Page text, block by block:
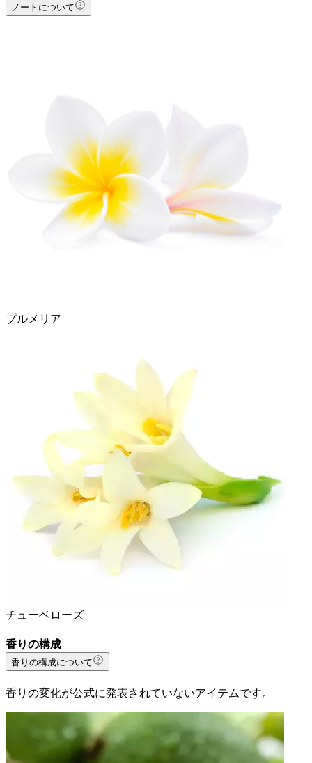
ノートについて
プルメリア
チューベローズ
香りの構成
香りの構成について
香りの変化が公式に発表されていないアイテムです。